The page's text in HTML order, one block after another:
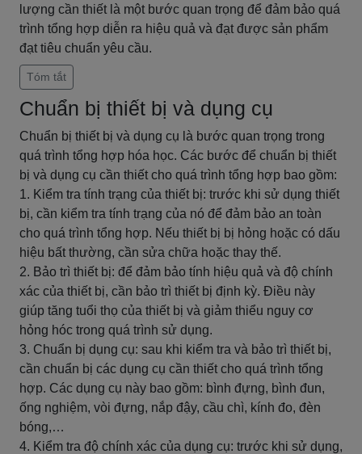
lượng cần thiết là một bước quan trọng để đảm bảo quá
trình tổng hợp diễn ra hiệu quả và đạt được sản phẩm
đạt tiêu chuẩn yêu cầu.
Tóm tắt
Chuẩn bị thiết bị và dụng cụ
Chuẩn bị thiết bị và dụng cụ là bước quan trọng trong
quá trình tổng hợp hóa học. Các bước để chuẩn bị thiết
bị và dụng cụ cần thiết cho quá trình tổng hợp bao gồm:
1. Kiểm tra tính trạng của thiết bị: trước khi sử dụng thiết
bị, cần kiểm tra tính trạng của nó để đảm bảo an toàn
cho quá trình tổng hợp. Nếu thiết bị bị hỏng hoặc có dấu
hiệu bất thường, cần sửa chữa hoặc thay thế.
2. Bảo trì thiết bị: để đảm bảo tính hiệu quả và độ chính
xác của thiết bị, cần bảo trì thiết bị định kỳ. Điều này
giúp tăng tuổi thọ của thiết bị và giảm thiểu nguy cơ
hỏng hóc trong quá trình sử dụng.
3. Chuẩn bị dụng cụ: sau khi kiểm tra và bảo trì thiết bị,
cần chuẩn bị các dụng cụ cần thiết cho quá trình tổng
hợp. Các dụng cụ này bao gồm: bình đựng, bình đun,
ống nghiệm, vòi đựng, nắp đậy, cầu chì, kính đo, đèn
bóng,…
4. Kiểm tra độ chính xác của dụng cụ: trước khi sử dụng,